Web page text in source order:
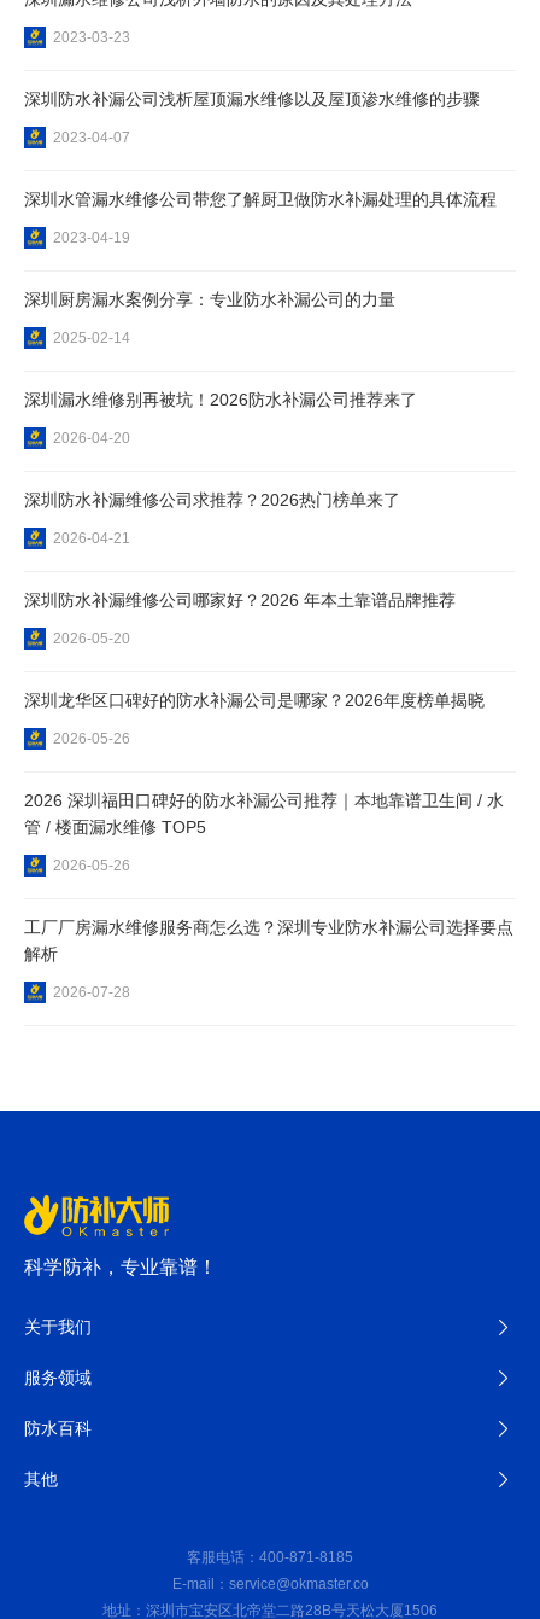
2023-03-23
深圳防水补漏公司浅析屋顶漏水维修以及屋顶渗水维修的步骤
2023-04-07
深圳水管漏水维修公司带您了解厨卫做防水补漏处理的具体流程
2023-04-19
深圳厨房漏水案例分享：专业防水补漏公司的力量
2025-02-14
深圳漏水维修别再被坑！2026防水补漏公司推荐来了
2026-04-20
深圳防水补漏维修公司求推荐？2026热门榜单来了
2026-04-21
深圳防水补漏维修公司哪家好？2026 年本土靠谱品牌推荐
2026-05-20
深圳龙华区口碑好的防水补漏公司是哪家？2026年度榜单揭晓
2026-05-26
2026 深圳福田口碑好的防水补漏公司推荐｜本地靠谱卫生间 / 水
管 / 楼面漏水维修 TOP5
2026-05-26
工厂厂房漏水维修服务商怎么选？深圳专业防水补漏公司选择要点
解析
2026-07-28
科学防补，专业靠谱！
关于我们
服务领域
防水百科
其他
客服电话：400-871-8185
E-mail：service@okmaster.co
地址：深圳市宝安区北帝堂二路28B号天松大厦1506